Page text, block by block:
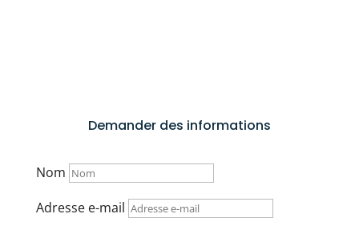
Demander des informations
Nom
Adresse e-mail